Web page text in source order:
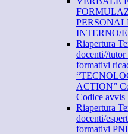
INTERNO/
Riapertura
docenti//tutor
formativi
ACTION”
Codice avvis
Riapertura
docenti/
formativi